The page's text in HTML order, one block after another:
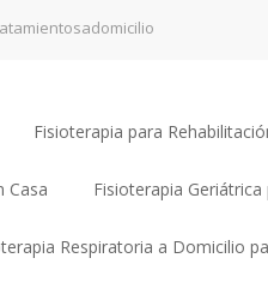
Fisioterapia para
Casa Fisioterapia
Respiratoria a Domicilio